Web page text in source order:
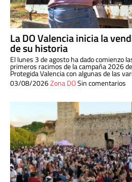
La DO Valencia inicia la
de su historia
El lunes 3 de agosto ha dado comienzo
primeros racimos de la campaña 2026
Protegida Valencia con algunas de las
03/08/2026Zona DOSin comentarios